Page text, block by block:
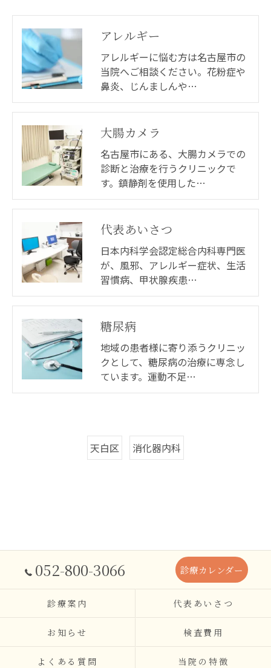
アレルギー
アレルギーに悩む方は名古屋市の
当院へご相談ください。花粉症や
鼻炎、じんましんや…
大腸カメラ
名古屋市にある、大腸カメラでの
診断と治療を行うクリニックで
す。鎮静剤を使用した…
代表あいさつ
日本内科学会認定総合内科専門医
が、風邪、アレルギー症状、生活
習慣病、甲状腺疾患…
糖尿病
地域の患者様に寄り添うクリニッ
クとして、糖尿病の治療に専念し
ています。運動不足…
天白区 消化器内科
052-800-3066 診療カレンダー
診療案内 代表あいさつ
お知らせ 検査費用
よくある質問 当院の特徴